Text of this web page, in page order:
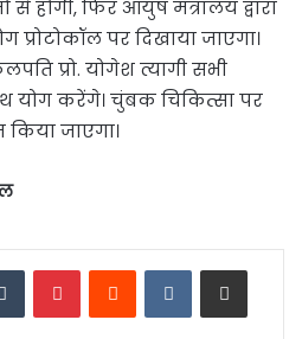
से होगी, फिर आयुष मंत्रालय द्वारा
प्रोटोकॉल पर दिखाया जाएगा।
प्रो. योगेश त्यागी सभी
योग करेंगे। चुंबक चिकित्सा पर
जाएगा।
TumblrPinterestReddit VKontakteShare via Email